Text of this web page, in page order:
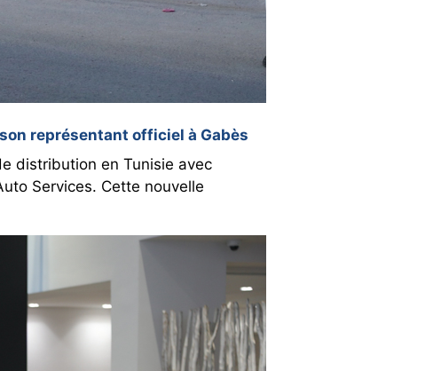
représentant officiel à Gabès
distribution en Tunisie avec
Services. Cette nouvelle